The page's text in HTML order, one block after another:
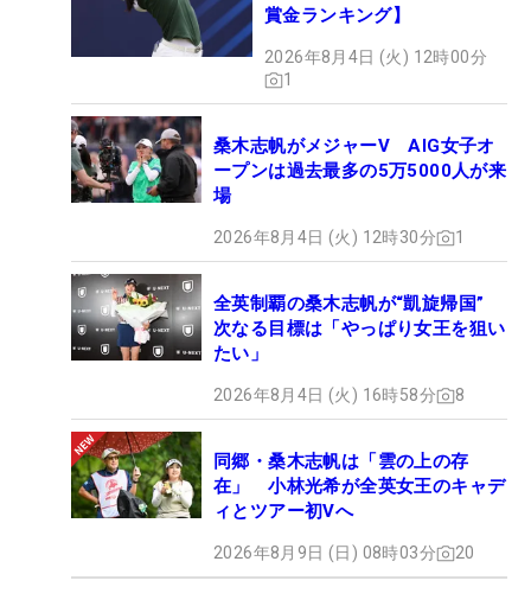
賞金ランキング】
2026年8月4日 (火) 12時00分
1
桑木志帆がメジャーV AIG女子オ
ープンは過去最多の5万5000人が来
場
2026年8月4日 (火) 12時30分 1
全英制覇の桑木志帆が“凱旋帰国”
次なる目標は「やっぱり女王を狙い
たい」
2026年8月4日 (火) 16時58分 8
同郷・桑木志帆は「雲の上の存
在」 小林光希が全英女王のキャデ
ィとツアー初Vへ
2026年8月9日 (日) 08時03分 20